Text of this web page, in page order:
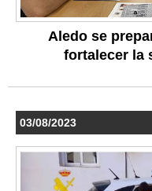
Aledo se
fortalecer la
03/08/2023